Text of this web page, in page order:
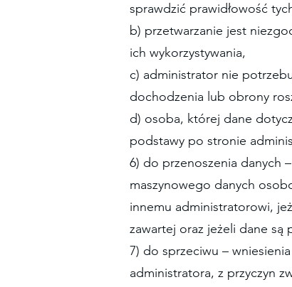
sprawdzić prawidłowość
b) przetwarzanie jest
ich wykorzystywania,
c) administrator nie
dochodzenia lub obrony
d) osoba, której dane
podstawy po stronie
6) do przenoszenia danych
maszynowego danych
innemu administratorowi,
zawartej oraz jeżeli dane są
7) do sprzeciwu –
administratora, z przyczyn